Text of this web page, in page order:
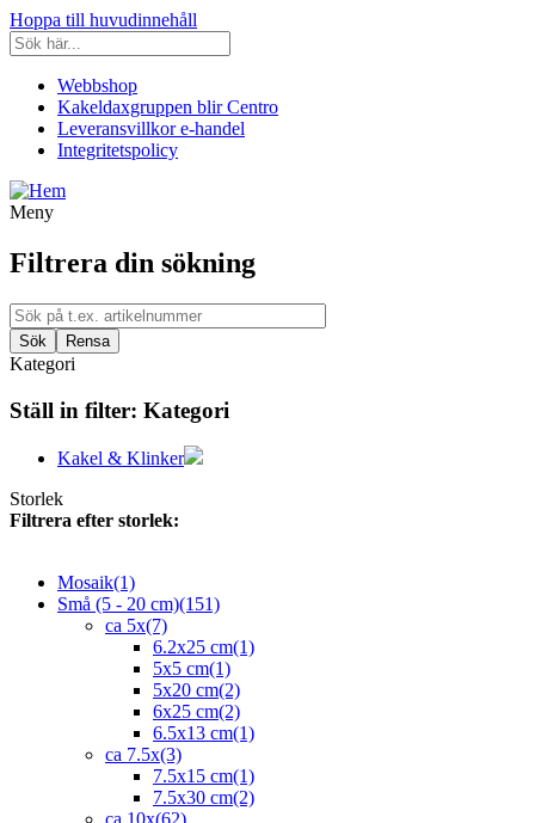
Hoppa till huvudinnehåll
Webbshop
Kakeldaxgruppen blir Centro
Leveransvillkor e-handel
Integritetspolicy
Meny
Filtrera din sökning
Kategori
Ställ in filter: Kategori
Kakel & Klinker
Storlek
Filtrera efter storlek:
Mosaik(1)
Små (5 - 20 cm)(151)
ca 5x(7)
6.2x25 cm(1)
5x5 cm(1)
5x20 cm(2)
6x25 cm(2)
6.5x13 cm(1)
ca 7.5x(3)
7.5x15 cm(1)
7.5x30 cm(2)